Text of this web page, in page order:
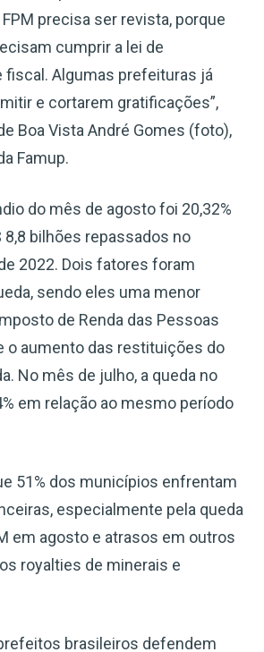
precisa ser revista, porque
cumprir a lei de
fiscal. Algumas prefeituras já
e cortarem gratificações”,
Boa Vista André Gomes (foto),
Famup.
do mês de agosto foi 20,32%
8,8 bilhões repassados no
2022. Dois fatores foram
sendo eles uma menor
de Renda das Pessoas
o aumento das restituições do
No mês de julho, a queda no
em relação ao mesmo período
51% dos municípios enfrentam
especialmente pela queda
em agosto e atrasos em outros
royalties de minerais e
brasileiros defendem